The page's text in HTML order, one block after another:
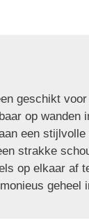
geschikt
op wanden
een stijlvolle
strakke
op elkaar af
geheel